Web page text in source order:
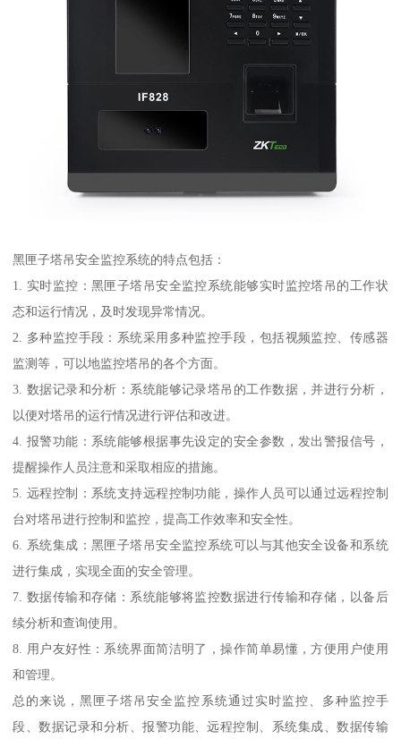
黑匣子塔吊安全监控系统的特点包括：
1. 实时监控：黑匣子塔吊安全监控系统能够实时监控塔吊的工作状
态和运行情况，及时发现异常情况。
2. 多种监控手段：系统采用多种监控手段，包括视频监控、传感器
监测等，可以地监控塔吊的各个方面。
3. 数据记录和分析：系统能够记录塔吊的工作数据，并进行分析，
以便对塔吊的运行情况进行评估和改进。
4. 报警功能：系统能够根据事先设定的安全参数，发出警报信号，
提醒操作人员注意和采取相应的措施。
5. 远程控制：系统支持远程控制功能，操作人员可以通过远程控制
台对塔吊进行控制和监控，提高工作效率和安全性。
6. 系统集成：黑匣子塔吊安全监控系统可以与其他安全设备和系统
进行集成，实现全面的安全管理。
7. 数据传输和存储：系统能够将监控数据进行传输和存储，以备后
续分析和查询使用。
8. 用户友好性：系统界面简洁明了，操作简单易懂，方便用户使用
和管理。
总的来说，黑匣子塔吊安全监控系统通过实时监控、多种监控手
段、数据记录和分析、报警功能、远程控制、系统集成、数据传输